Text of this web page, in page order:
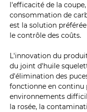
l'efficacité de la
consommation de
est la solution
le contrôle des coûts.
L'innovation du
du joint d'huile
d'élimination des
fonctionne en continu
environnements
la rosée, la